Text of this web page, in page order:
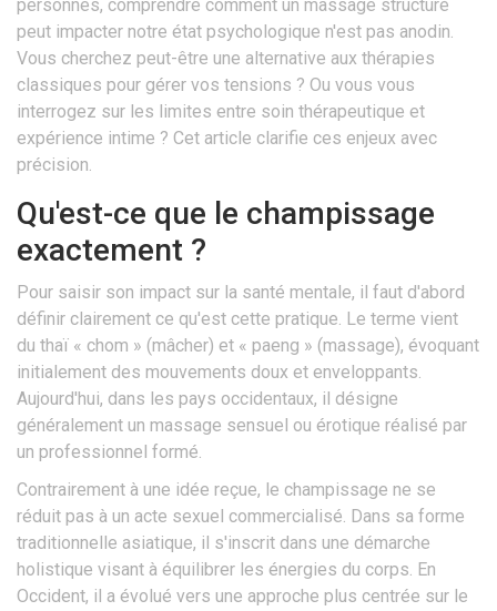
personnes, comprendre comment un massage structuré
peut impacter notre état psychologique n'est pas anodin.
Vous cherchez peut-être une alternative aux thérapies
classiques pour gérer vos tensions ? Ou vous vous
interrogez sur les limites entre soin thérapeutique et
expérience intime ? Cet article clarifie ces enjeux avec
précision.
Qu'est-ce que le champissage
exactement ?
Pour saisir son impact sur la santé mentale, il faut d'abord
définir clairement ce qu'est cette pratique. Le terme vient
du thaï « chom » (mâcher) et « paeng » (massage), évoquant
initialement des mouvements doux et enveloppants.
Aujourd'hui, dans les pays occidentaux, il désigne
généralement un massage sensuel ou érotique réalisé par
un professionnel formé.
Contrairement à une idée reçue, le champissage ne se
réduit pas à un acte sexuel commercialisé. Dans sa forme
traditionnelle asiatique, il s'inscrit dans une démarche
holistique visant à équilibrer les énergies du corps. En
Occident, il a évolué vers une approche plus centrée sur le